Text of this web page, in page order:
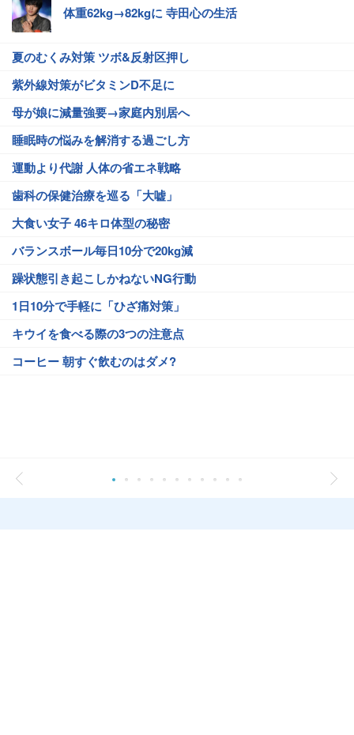
体重62kg→82kgに 寺田心の生活
夏のむくみ対策 ツボ&反射区押し
紫外線対策がビタミンD不足に
母が娘に減量強要→家庭内別居へ
睡眠時の悩みを解消する過ごし方
運動より代謝 人体の省エネ戦略
歯科の保健治療を巡る「大嘘」
大食い女子 46キロ体型の秘密
バランスボール毎日10分で20kg減
躁状態引き起こしかねないNG行動
1日10分で手軽に「ひざ痛対策」
キウイを食べる際の3つの注意点
コーヒー 朝すぐ飲むのはダメ?